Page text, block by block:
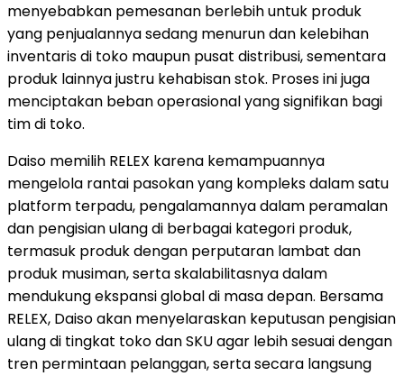
menyebabkan pemesanan berlebih untuk produk
yang penjualannya sedang menurun dan kelebihan
inventaris di toko maupun pusat distribusi, sementara
produk lainnya justru kehabisan stok. Proses ini juga
menciptakan beban operasional yang signifikan bagi
tim di toko.
Daiso memilih RELEX karena kemampuannya
mengelola rantai pasokan yang kompleks dalam satu
platform terpadu, pengalamannya dalam peramalan
dan pengisian ulang di berbagai kategori produk,
termasuk produk dengan perputaran lambat dan
produk musiman, serta skalabilitasnya dalam
mendukung ekspansi global di masa depan. Bersama
RELEX, Daiso akan menyelaraskan keputusan pengisian
ulang di tingkat toko dan SKU agar lebih sesuai dengan
tren permintaan pelanggan, serta secara langsung